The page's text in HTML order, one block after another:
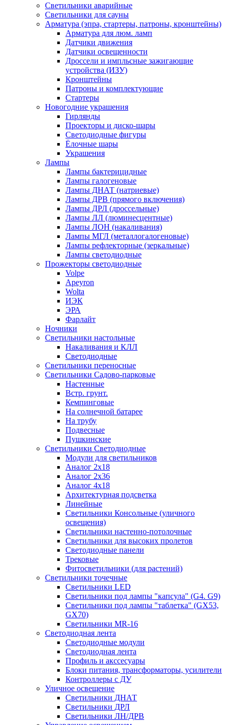
Светильники аварийные
Светильники для сауны
Арматура (эпра, стартеры, патроны, кронштейны)
Арматура для люм. ламп
Датчики движения
Датчики освещенности
Дроссели и импльсные зажигающие
устройства (ИЗУ)
Кронштейны
Патроны и комплектующие
Стартеры
Новогодние украшения
Гирлянды
Проекторы и диско-шары
Светодиодные фигуры
Ёлочные шары
Украшения
Лампы
Лампы бактерицидные
Лампы галогеновые
Лампы ДНАТ (натриевые)
Лампы ДРВ (прямого включения)
Лампы ДРЛ (дроссельные)
Лампы ЛЛ (люминесцентные)
Лампы ЛОН (накаливания)
Лампы МГЛ (металлогалогеновые)
Лампы рефлекторные (зеркальные)
Лампы светодиодные
Прожекторы светодиодные
Volpe
Apeyron
Wolta
ИЭК
ЭРА
Фарлайт
Ночники
Светильники настольные
Накаливания и КЛЛ
Светодиодные
Светильники переносные
Светильники Садово-парковые
Настенные
Встр. грунт.
Кемпинговые
На солнечной батарее
На трубу
Подвесные
Пушкинские
Светильники Светодиодные
Модули для светильников
Аналог 2х18
Аналог 2х36
Аналог 4х18
Архитектурная подсветка
Линейные
Светильники Консольные (уличного
освещения)
Светильники настенно-потолочные
Светильники для высоких пролетов
Светодиодные панели
Трековые
Фитосветильники (для растений)
Светильники точечные
Светильники LED
Светильники под лампы "капсула" (G4. G9)
Светильники под лампы "таблетка" (GX53,
GX70)
Светильники MR-16
Светодиодная лента
Светодиодные модули
Светодиодная лента
Профиль и акссесуары
Блоки питания, трансформаторы, усилители
Контроллеры с ДУ
Уличное освещение
Светильники ДНАТ
Светильники ДРЛ
Светильники ЛН/ДРВ